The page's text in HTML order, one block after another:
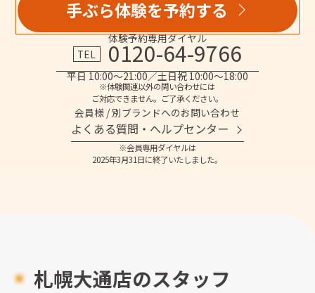
手ぶら体験を予約する
体験予約専用ダイヤル
TEL
0120-64-9766
平日 10:00～21:00／土日祝 10:00～18:00
※体験関連以外の問い合わせには
ご対応できません。ご了承ください。
会員様 / 別ブランドへのお問い合わせ
よくある質問・へルプセンター
※会員専用ダイヤルは
2025年3月31日に終了いたしました。
札幌大通店のスタッフ